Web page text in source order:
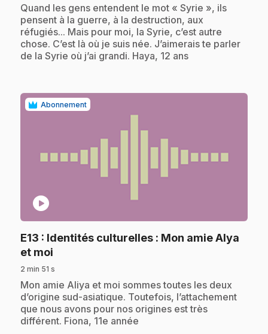
.Quand les gens entendent le mot « Syrie », ils
pensent à la guerre, à la destruction, aux
réfugiés... Mais pour moi, la Syrie, c’est autre
chose. C’est là où je suis née. J’aimerais te parler
de la Syrie où j’ai grandi. Haya, 12 ans
Abonnement
play_circle
E13 : Identités culturelles : Mon amie Alya
et moi
2 min 51 s
.Mon amie Aliya et moi sommes toutes les deux
d’origine sud-asiatique. Toutefois, l’attachement
que nous avons pour nos origines est très
différent. Fiona, 11e année